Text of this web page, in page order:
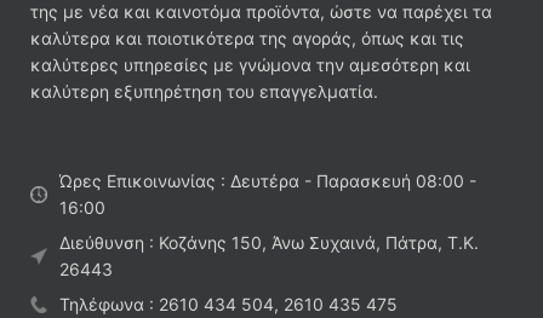
της με νέα και καινοτόμα προϊόντα, ώστε να παρέχει τα
καλύτερα και ποιοτικότερα της αγοράς, όπως και τις
καλύτερες υπηρεσίες με γνώμονα την αμεσότερη και
καλύτερη εξυπηρέτηση του επαγγελματία.
Ώρες Επικοινωνίας : Δευτέρα - Παρασκευή 08:00 -
16:00
Διεύθυνση : Κοζάνης 150, Άνω Συχαινά, Πάτρα, Τ.Κ.
26443
Τηλέφωνα : 2610 434 504, 2610 435 475